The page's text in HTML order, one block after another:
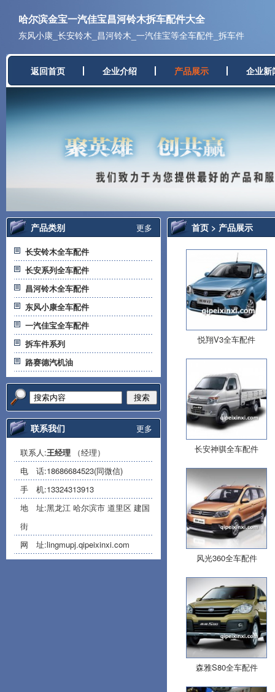
哈尔滨金宝一汽佳宝昌河铃木拆车配件大全
东风小康_长安铃木_昌河铃木_一汽佳宝等全车配件_拆车件
返回首页 企业介绍 产品展示 企业新
更多
产品类别
长安铃木全车配件
长安系列全车配件
昌河铃木全车配件
东风小康全车配件
一汽佳宝全车配件
拆车件系列
路赛德汽机油
搜索
更多
联系我们
联系人:王经理 （经理）
电 话:18686684523(同微信)
手 机:13324313913
地 址:黑龙江 哈尔滨市 道里区 建国
街
网 址:lingmupj.qipeixinxi.com
首页 > 产品展示
悦翔V3全车配件
长安神骐全车配件
风光360全车配件
森雅S80全车配件